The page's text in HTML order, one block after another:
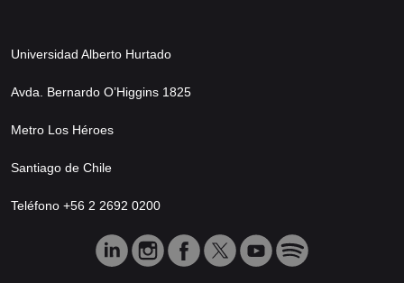
Universidad Alberto Hurtado
Avda. Bernardo O’Higgins 1825
Metro Los Héroes
Santiago de Chile
Teléfono +56 2 2692 0200